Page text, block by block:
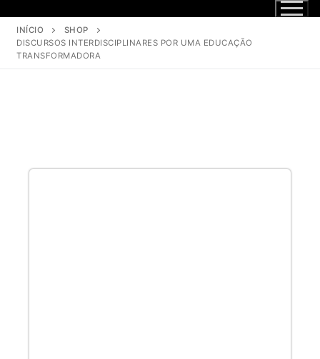
INÍCIO
SHOP
DISCURSOS INTERDISCIPLINARES POR UMA EDUCAÇÃO
TRANSFORMADORA